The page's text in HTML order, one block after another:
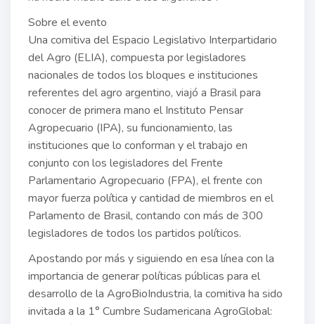
Sobre el evento
Una comitiva del Espacio Legislativo Interpartidario
del Agro (ELIA), compuesta por legisladores
nacionales de todos los bloques e instituciones
referentes del agro argentino, viajó a Brasil para
conocer de primera mano el Instituto Pensar
Agropecuario (IPA), su funcionamiento, las
instituciones que lo conforman y el trabajo en
conjunto con los legisladores del Frente
Parlamentario Agropecuario (FPA), el frente con
mayor fuerza política y cantidad de miembros en el
Parlamento de Brasil, contando con más de 300
legisladores de todos los partidos políticos.
Apostando por más y siguiendo en esa línea con la
importancia de generar políticas públicas para el
desarrollo de la AgroBioIndustria, la comitiva ha sido
invitada a la 1° Cumbre Sudamericana AgroGlobal: